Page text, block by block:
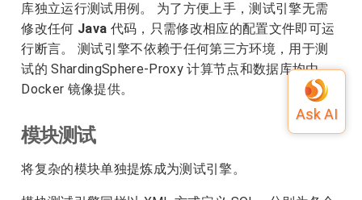
库独立运行测试用例。 为了方便上手，测试引擎无需
修改任何 Java 代码，只需修改相应的配置文件即可运
行断言。 测试引擎不依赖于任何第三方环境，用于测
试的 ShardingSphere-Proxy 计算节点和数据库均由
Docker 镜像提供。
模块测试
将复杂的模块单独提炼成为测试引擎。